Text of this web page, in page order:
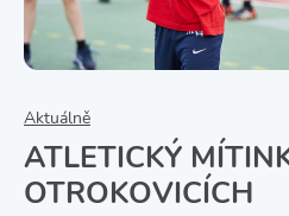
Aktuálně
ATLETICKÝ
OTROKOVICÍCH